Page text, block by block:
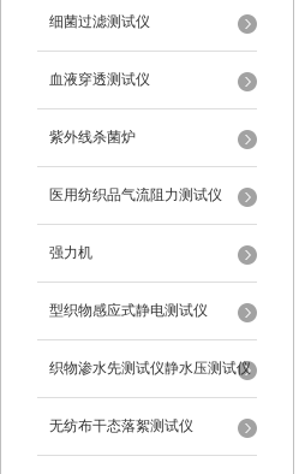
细菌过滤测试仪
血液穿透测试仪
紫外线杀菌炉
医用纺织品气流阻力测试仪
强力机
型织物感应式静电测试仪
织物渗水先测试仪静水压测试仪
无纺布干态落絮测试仪